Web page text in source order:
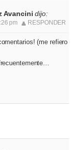
Avancini dijo:
pm RESPONDER
(me refiero a